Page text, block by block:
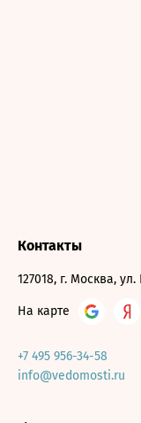
Контакты
127018, г. Москва,
На карте
+7 495 956-34-58
info@vedomosti.ru